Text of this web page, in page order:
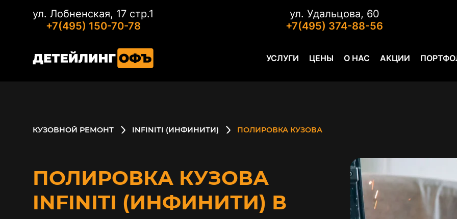
ул. Лобненская, 17 стр.1
+7(495) 150-70-78
ул. Удальцова, 60
+7(495) 374-88-56
УСЛУГИ ЦЕНЫ О НАС АКЦИИ
КУЗОВНОЙ РЕМОНТ INFINITI (ИНФИНИТИ) ПОЛИРОВКА КУЗОВА
ПОЛИРОВКА КУЗОВА
INFINITI (ИНФИНИТИ) В